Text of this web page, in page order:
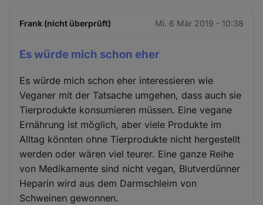
Frank (nicht überprüft) Mi. 6 Mär 2019 - 10:38
Es würde mich schon eher
Es würde mich schon eher interessieren wie
Veganer mit der Tatsache umgehen, dass auch sie
Tierprodukte konsumieren müssen. Eine vegane
Ernährung ist möglich, aber viele Produkte im
Alltag könnten ohne Tierprodukte nicht hergestellt
werden oder wären viel teurer. Eine ganze Reihe
von Medikamente sind nicht vegan, Blutverdünner
Heparin wird aus dem Darmschleim von
Schweinen gewonnen.